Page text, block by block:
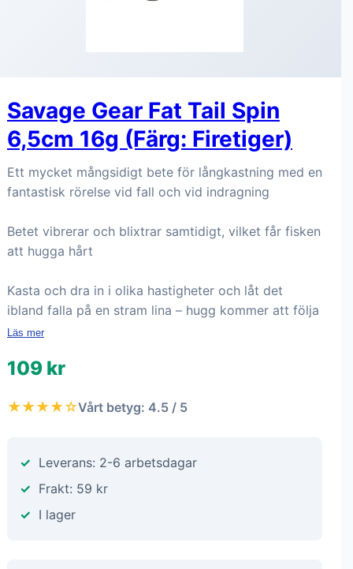
Savage Gear Fat Tail Spin
6,5cm 16g (Färg: Firetiger)
Ett mycket mångsidigt bete för långkastning med en
fantastisk rörelse vid fall och vid indragning
Betet vibrerar och blixtrar samtidigt, vilket får fisken
att hugga hårt
Kasta och dra in i olika hastigheter och låt det
ibland falla på en stram lina – hugg kommer att följa
Läs mer
109 kr
★★★★☆Vårt betyg: 4.5 / 5
Leverans: 2-6 arbetsdagar
Frakt: 59 kr
I lager